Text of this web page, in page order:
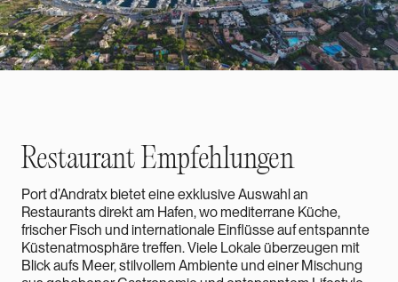
Restaurant Empfehlungen
Port d’Andratx bietet eine exklusive Auswahl an
Restaurants direkt am Hafen, wo mediterrane Küche,
frischer Fisch und internationale Einflüsse auf entspannte
Küstenatmosphäre treffen. Viele Lokale überzeugen mit
Blick aufs Meer, stilvollem Ambiente und einer Mischung